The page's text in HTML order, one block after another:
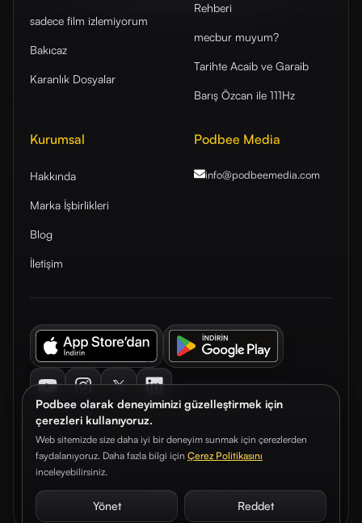
Podbee olarak deneyiminizi güzelleştirmek için
çerezleri kullanıyoruz.
Web sitemizde size daha iyi bir deneyim sunmak için çerezlerden
faydalanıyoruz. Daha fazla bilgi için Çerez Politikasını
inceleyebilirsiniz.
Yönet Reddet
sadece film izlemiyorum
Bakıcaz
Karanlık Dosyalar
Rehberi
mecbur muyum?
Tarihte Acaib ve Garaib
Barış Özcan ile 111Hz
Kurumsal
Hakkında
Marka İşbirlikleri
Blog
İletişim
Podbee Media
info@podbeemedia.com
© 2026. Podbee Media. Tüm hakları saklıdır.
Çerez TercihleriAydınlatma Metni Gizlilik Sözleşmesi